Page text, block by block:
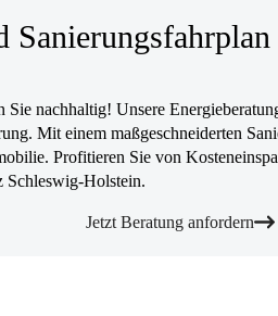
Sanierungsfahrplan
Sie nachhaltig! Unsere
Mit einem maßgeschneiderten
Profitieren Sie von
Schleswig-Holstein.
Jetzt Beratung anfordern